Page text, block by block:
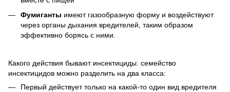
Фумиганты имеют газообразную форму и воздействуют
через органы дыхания вредителей, таким образом
эффективно борясь с ними.
Какого действия бывают инсектициды: cемейство
инсектицидов можно разделить на два класса:
Первый действует только на какой-то один вид вредителя